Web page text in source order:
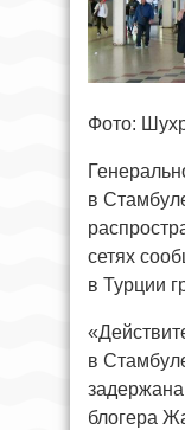
Фото:
в
сетях
в Турции
в
блогера